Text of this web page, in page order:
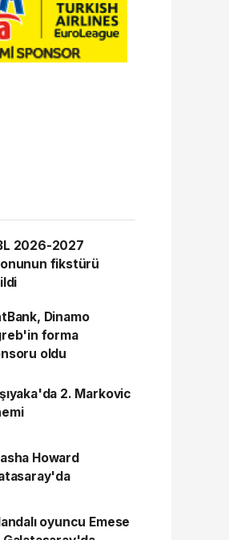
2026-2027
fikstürü
Dinamo
forma
oldu
2. Markovic
Howard
oyuncu Emese